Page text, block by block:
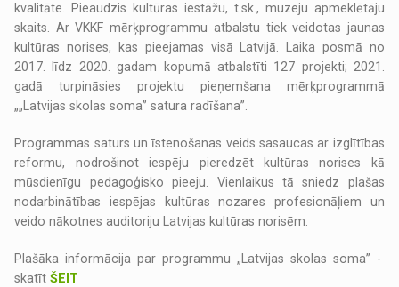
kvalitāte. Pieaudzis kultūras iestāžu, t.sk., muzeju apmeklētāju
skaits. Ar VKKF mērķprogrammu atbalstu tiek veidotas jaunas
kultūras norises, kas pieejamas visā Latvijā. Laika posmā no
2017. līdz 2020. gadam kopumā atbalstīti 127 projekti; 2021.
gadā turpināsies projektu pieņemšana mērķprogrammā
„„Latvijas skolas soma” satura radīšana”.
Programmas saturs un īstenošanas veids sasaucas ar izglītības
reformu, nodrošinot iespēju pieredzēt kultūras norises kā
mūsdienīgu pedagoģisko pieeju. Vienlaikus tā sniedz plašas
nodarbinātības iespējas kultūras nozares profesionāļiem un
veido nākotnes auditoriju Latvijas kultūras norisēm.
Plašāka informācija par programmu „Latvijas skolas soma” -
skatītŠEIT